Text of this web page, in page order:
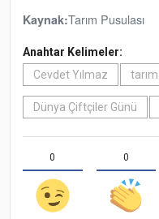
Kaynak:Tarım Pusulası
Anahtar Kelimeler:
Cevdet Yılmaz
Dünya Çiftçiler Günü
0 0